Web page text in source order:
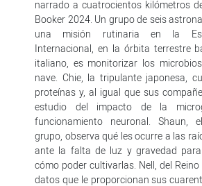
narrado a cuatrocientos kilómetros
Booker 2024. Un grupo de seis
una misión rutinaria en la
Internacional, en la órbita terrestre
italiano, es monitorizar los
nave. Chie, la tripulante japonesa,
proteínas y, al igual que sus
estudio del impacto de la
funcionamiento neuronal. Shaun,
grupo, observa qué les ocurre a las
ante la falta de luz y gravedad
cómo poder cultivarlas. Nell, del
datos que le proporcionan sus